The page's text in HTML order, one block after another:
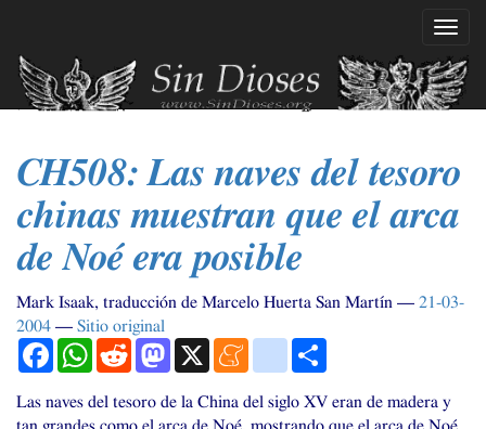
contenido
principal
CH508: Las naves del tesoro
chinas muestran que el arca
de Noé era posible
Mark Isaak, traducción de Marcelo Huerta San Martín
21-03-
2004
Sitio original
FacebookWhatsApp
RedditMastodon
X Meneameblogger_post
Las naves del tesoro de la China del siglo XV eran de madera y